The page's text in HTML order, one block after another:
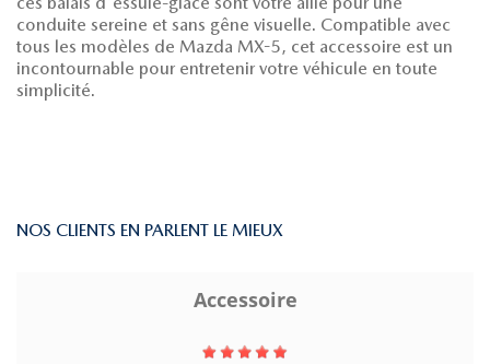
conduite sereine et sans gêne visuelle. Compatible avec
tous les modèles de Mazda MX-5, cet accessoire est un
incontournable pour entretenir votre véhicule en toute
simplicité.
NOS CLIENTS EN PARLENT LE MIEUX
Accessoire